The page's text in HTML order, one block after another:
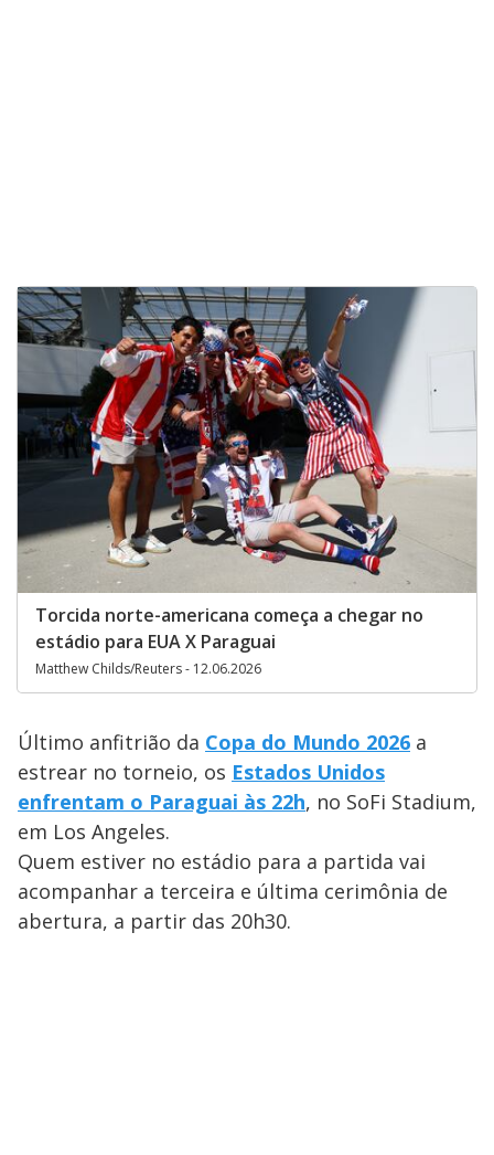
Torcida norte-americana começa a chegar no
estádio para EUA X Paraguai
Matthew Childs/Reuters - 12.06.2026
Último anfitrião da Copa do Mundo 2026 a
estrear no torneio, os Estados Unidos
enfrentam o Paraguai às 22h, no SoFi Stadium,
em Los Angeles.
Quem estiver no estádio para a partida vai
acompanhar a terceira e última cerimônia de
abertura, a partir das 20h30.